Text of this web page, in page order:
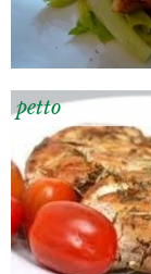
petto